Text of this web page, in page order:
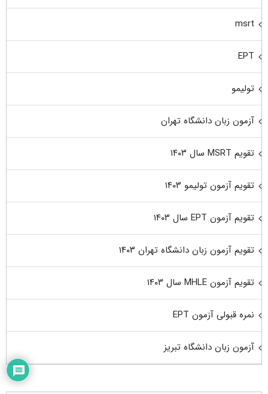
msrt
EPT
تولیمو
آزمون زبان دانشگاه تهران
تقویم MSRT سال ۱۴۰۳
تقویم آزمون تولیمو ۱۴۰۳
تقویم آزمون EPT سال ۱۴۰۳
تقویم آزمون زبان دانشگاه تهران ۱۴۰۳
تقویم آزمون MHLE سال ۱۴۰۳
نمره قبولی آزمون EPT
آزمون زبان دانشگاه تبریز